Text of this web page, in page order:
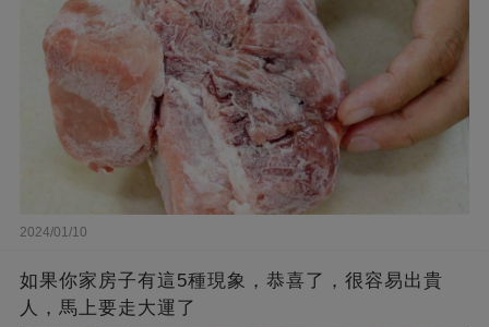
2024/01/10
如果你家房子有這5種現象，恭喜了，很容易出貴
人，馬上要走大運了